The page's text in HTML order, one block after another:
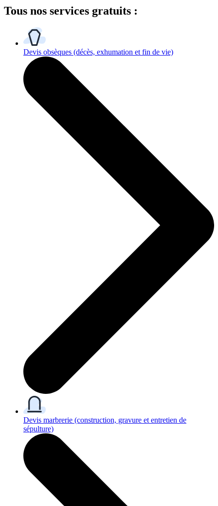
Tous nos services gratuits :
Devis obsèques (décès, exhumation et fin de vie)
Devis marbrerie (construction, gravure et entretien de
sépulture)